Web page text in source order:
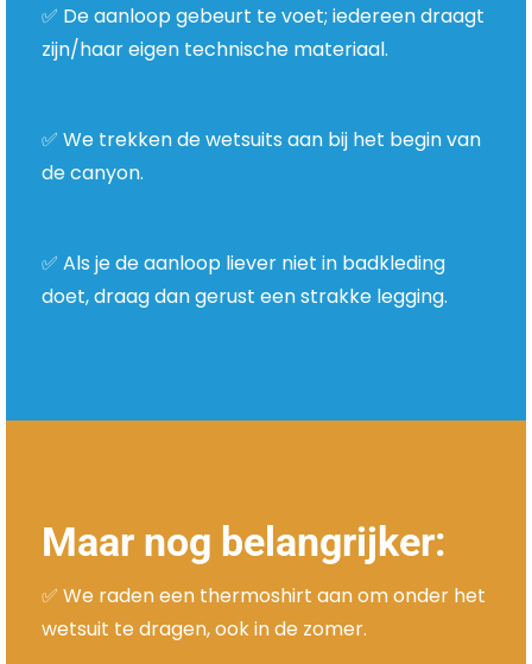
✅ De aanloop gebeurt te voet; iedereen draagt
zijn/haar eigen technische materiaal.
✅ We trekken de wetsuits aan bij het begin van
de canyon.
✅ Als je de aanloop liever niet in badkleding
doet, draag dan gerust een strakke legging.
Maar nog belangrijker:
✅ We raden een thermoshirt aan om onder het
wetsuit te dragen, ook in de zomer.